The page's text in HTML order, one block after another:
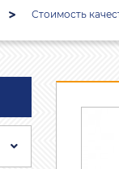
Стоимость